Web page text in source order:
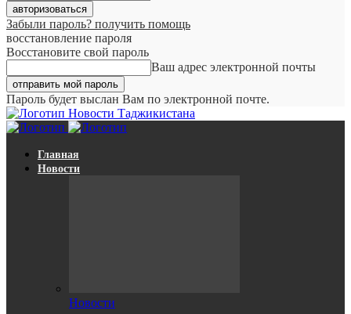
Забыли пароль? получить помощь
восстановление пароля
Восстановите свой пароль
Ваш адрес электронной почты
Пароль будет выслан Вам по электронной почте.
Новости Таджикистана
Главная
Новости
Новости